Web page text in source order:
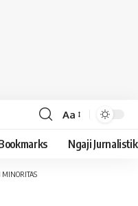
Font
Resizer
Aa
Ngaji Jurnalistik
MINORITAS